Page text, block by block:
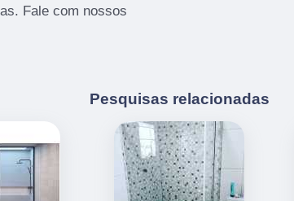
Fale com nossos
Pesquisas relacionadas